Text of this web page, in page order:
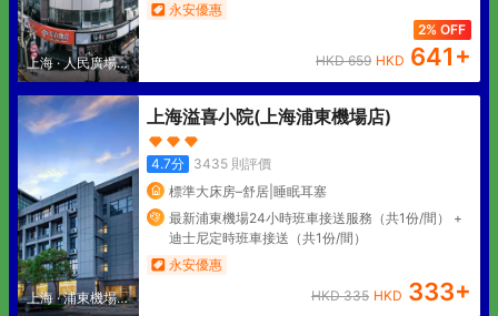
上海·人民廣場地
區
永安優惠
2% OFF
HKD659 HKD 641+
上海·浦東機場核
上海溢喜小院(上海浦東機場店)
4.7分 3435則評價
標準大床房–舒居|睡眠耳塞
最新浦東機場24小時班車接送服務（共1份/間） +
迪士尼定時班車接送（共1份/間）
永安優惠
HKD335 HKD 333+